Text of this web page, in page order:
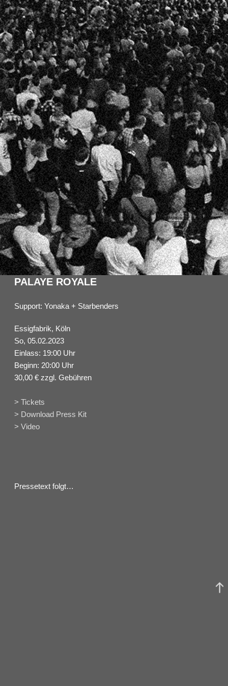
PALAYE ROYALE
Support: Yonaka + Starbenders
Essigfabrik, Köln
So, 05.02.2023
Einlass: 19:00 Uhr
Beginn: 20:00 Uhr
30,00 € zzgl. Gebühren
> Tickets
> Download Press Kit
> Video
Pressetext folgt…